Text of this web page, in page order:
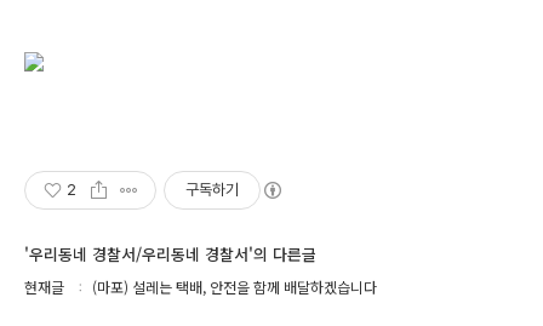
2 구독하기
'우리동네 경찰서/우리동네 경찰서'의 다른글
현재글 (마포) 설레는 택배, 안전을 함께 배달하겠습니다